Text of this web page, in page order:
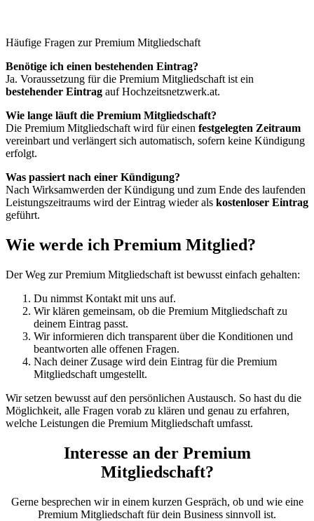
Häufige Fragen zur Premium Mitgliedschaft
Benötige ich einen bestehenden Eintrag?
Ja. Voraussetzung für die Premium Mitgliedschaft ist ein
bestehender Eintrag auf Hochzeitsnetzwerk.at.
Wie lange läuft die Premium Mitgliedschaft?
Die Premium Mitgliedschaft wird für einen festgelegten Zeitraum
vereinbart und verlängert sich automatisch, sofern keine Kündigung
erfolgt.
Was passiert nach einer Kündigung?
Nach Wirksamwerden der Kündigung und zum Ende des laufenden
Leistungszeitraums wird der Eintrag wieder als kostenloser Eintrag
geführt.
Wie werde ich Premium Mitglied?
Der Weg zur Premium Mitgliedschaft ist bewusst einfach gehalten:
Du nimmst Kontakt mit uns auf.
Wir klären gemeinsam, ob die Premium Mitgliedschaft zu
deinem Eintrag passt.
Wir informieren dich transparent über die Konditionen und
beantworten alle offenen Fragen.
Nach deiner Zusage wird dein Eintrag für die Premium
Mitgliedschaft umgestellt.
Wir setzen bewusst auf den persönlichen Austausch. So hast du die
Möglichkeit, alle Fragen vorab zu klären und genau zu erfahren,
welche Leistungen die Premium Mitgliedschaft umfasst.
Interesse an der Premium
Mitgliedschaft?
Gerne besprechen wir in einem kurzen Gespräch, ob und wie eine
Premium Mitgliedschaft für dein Business sinnvoll ist.